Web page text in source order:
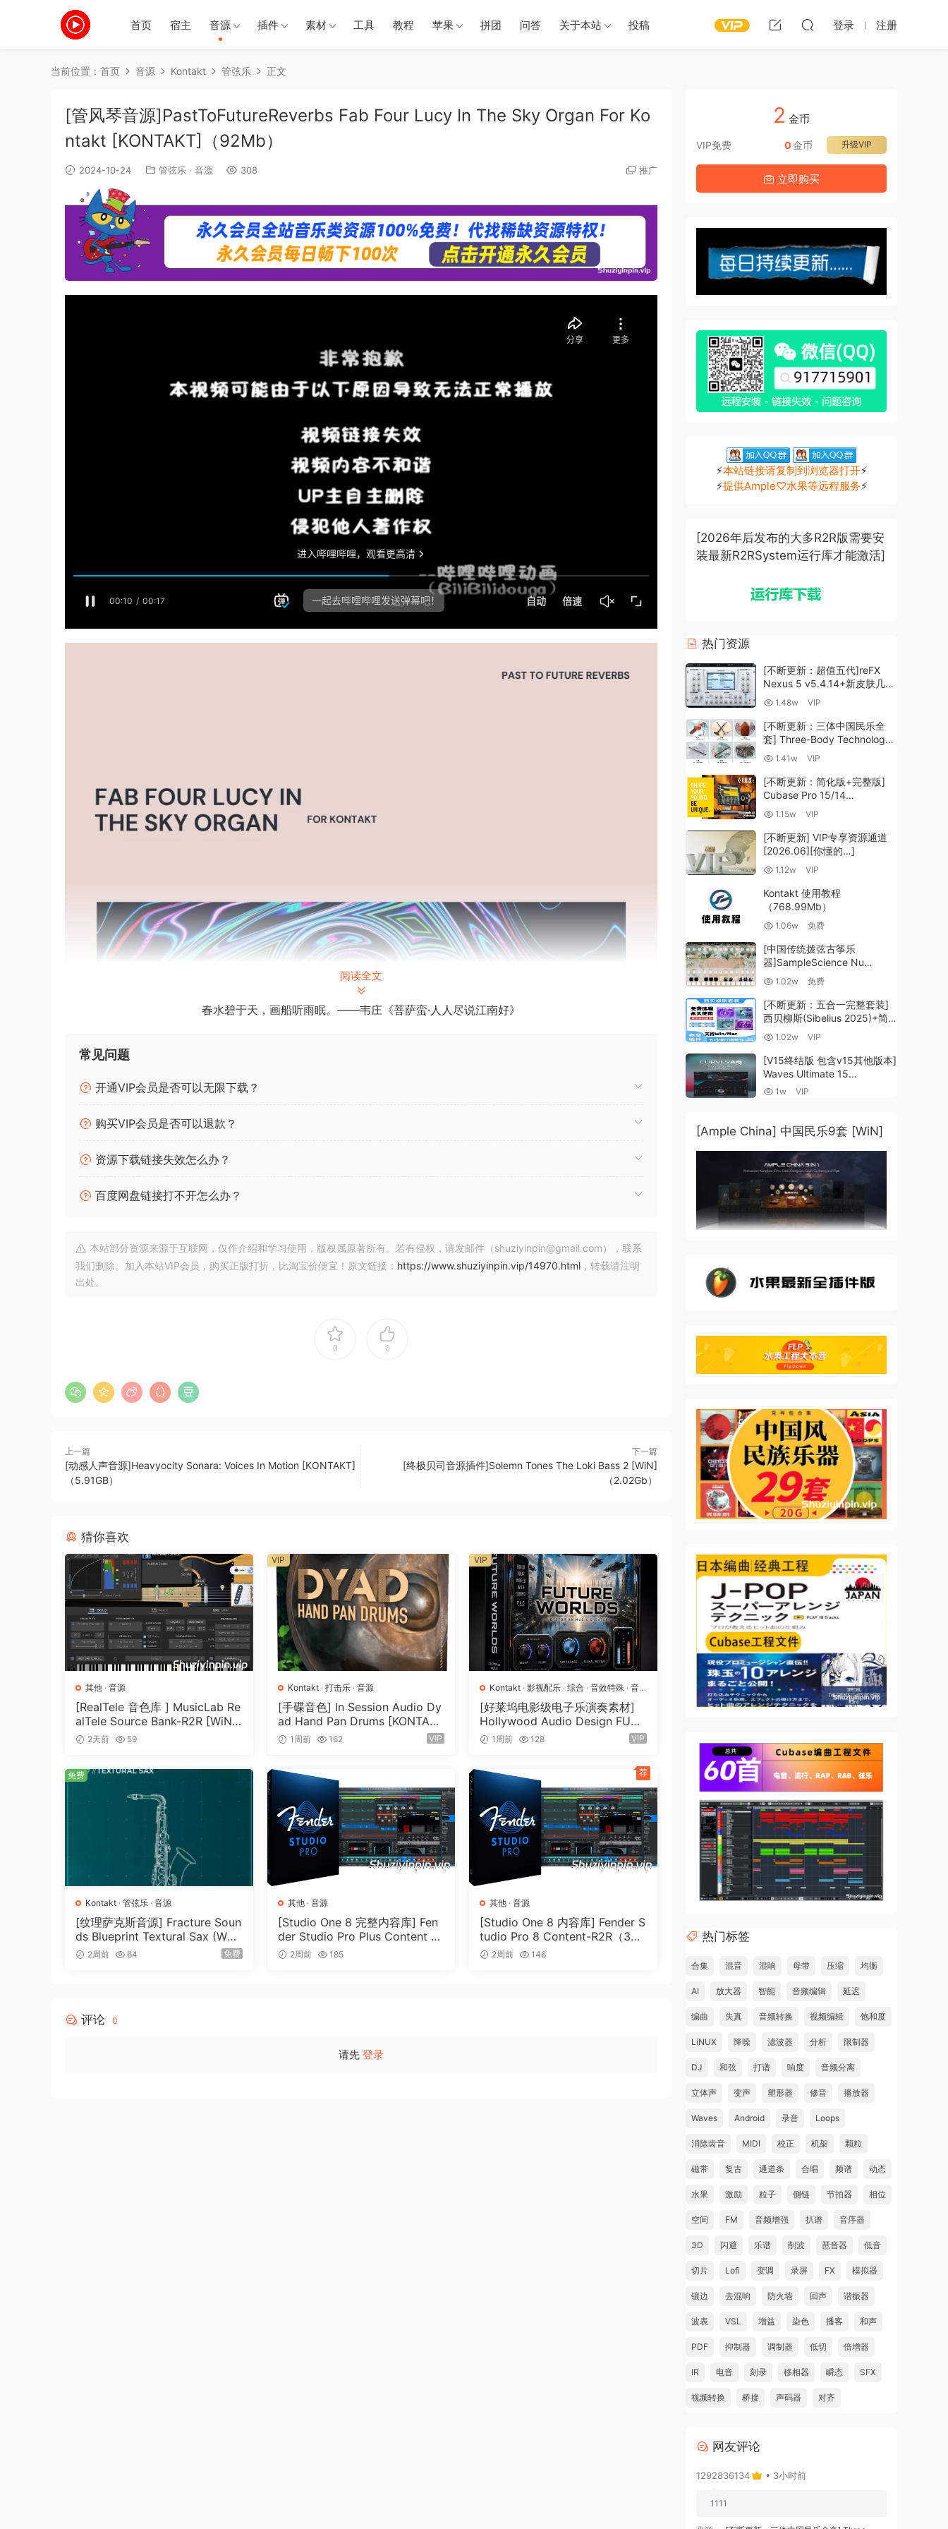
首页 宿主 音源 插件 素材 工具 教程 苹果 拼团 问答 关于本站 投稿 登录 注册
当前位置： 首页 音源 Kontakt 管弦乐 正文
[管风琴音源]PastToFutureReverbs Fab Four Lucy In The Sky Organ For Ko
ntakt [KONTAKT]（92Mb）
2024-10-24 管弦乐 · 音源 308 推广
P2P | 22 October 2024 | 91.85 MB
这个工具的认可价值是无与伦比的。
以下是主要功能：
– 带有录制到磁带的老式 FX 的混音就绪声音– PastToFuture Quality 齿轮链！
Our intention was to get pretty close to the LOWREY Organ
and legendary FAB FOUR L-S-D sound.
Here are the main features:
– “Lucy In The Sky ORGAN” for Kontakt 5.4.3 (48kHz/24bit)
– easy to use interface
– mix-ready sound with vintage FX recorded to tape
– PastToFuture Quality Gear Chain!
P2P
阅读全文
春水碧于天，画船听雨眠。——韦庄《菩萨蛮·人人尽说江南好》
常见问题
开通VIP会员是否可以无限下载？
购买VIP会员是否可以退款？
资源下载链接失效怎么办？
百度网盘链接打不开怎么办？
本站部分资源来源于互联网，仅作介绍和学习使用，版权属原著所有。若有侵权，请发邮件（shuziyinpin@gmail.com），联系
我们删除。加入本站VIP会员，购买正版打折，比淘宝价便宜！原文链接： https://www.shuziyinpin.vip/14970.html ，转载请注明
出处。
0 0
上一篇
[动感人声音源]Heavyocity Sonara: Voices In Motion [KONTAKT]
（5.91GB）
下一篇
[终极贝司音源插件]Solemn Tones The Loki Bass 2 [WiN]
（2.02Gb）
猜你喜欢
其他 · 音源
[RealTele 音色库 ] MusicLab Re
alTele Source Bank-R2R [WiN]
（3.13GB）
2天前 59
Kontakt· 打击乐· 音源
[手碟音色] In Session Audio Dy
ad Hand Pan Drums [KONTAK
T]（4.33GB）
1周前 162 VIP
VIP
Kontakt ·影视配乐 ·综合 ·音效特殊 ·音
源
[好莱坞电影级电子乐演奏素材]
Hollywood Audio Design FUTU
RE WORLDS [KONTAKT]（2.52
1周前 128 VIP
VIP
Kontakt · 管弦乐 · 音源
[纹理萨克斯音源] Fracture Soun
ds Blueprint Textural Sax (Woo
dwind Experiments) [KONTAK
2周前 64 免费
免费
其他· 音源
[Studio One 8 完整内容库] Fen
der Studio Pro Plus Content 2
026-R2R（166GB）
2周前 185
其他 ·音源
[Studio One 8 内容库] Fender S
tudio Pro 8 Content-R2R（33.
5GB）
2周前 146
荐
评论 0
请先 登录
2 金币
VIP免费 升级VIP
0金币
立即购买
⚡本站链接请复制到浏览器打开⚡
⚡提供Ample♡水果等远程服务⚡
[2026年后发布的大多R2R版需要安
装最新R2RSystem运行库才能激活]
热门资源
[不断更新：超值五代]reFX
Nexus 5 v5.4.14+新皮肤几十
套+原厂+全套扩展+教程
1.48w VIP
[不断更新：三体中国民乐全
套] Three-Body Technology-
R2R [WiN, MacOSX]
1.41w VIP
[不断更新：简化版+完整版]
Cubase Pro 15/14
VR/R2R/U2B+原厂音源+插件
MacOSX]（704.0MB+）
1.15w VIP
[不断更新] VIP专享资源通道
[2026.06][你懂的…]
1.12w VIP
Kontakt 使用教程
（768.99Mb）
1.06w 免费
[中国传统拨弦古筝乐
器]SampleScience Nu
Guzheng v2.0 x64 VST
VST3 AU DECENT SAMPLER
[WiN, MacOSX]（158MB)
1.02w 免费
[不断更新：五合一完整套装]
西贝柳斯(Sibelius 2025)+简
谱插件V8+图片识别+音频识别
MacOSX]（80.48GB+）
1.02w VIP
[V15终结版 包含v15其他版本]
Waves Ultimate 15
v25.05.27+一键安装版+安装
（4.1GB+10.2GB+9.6GB）
1w VIP
[Ample China] 中国民乐9套 [WiN]
热门标签
合集 混音 混响 母带 压缩 均衡
AI 放大器 智能 音频编辑 延迟
编曲 失真 音频转换 视频编辑 饱和度
LiNUX 降噪 滤波器 分析 限制器
DJ 和弦 打谱 响度 音频分离
立体声 变声 塑形器 修音 播放器
Waves Android 录音 Loops
消除齿音 MIDI 校正 机架 颗粒
磁带 复古 通道条 合唱 频谱 动态
水果 激励 粒子 侧链 节拍器 相位
空间 FM 音频增强 扒谱 音序器
3D 闪避 乐谱 削波 琶音器 低音
切片 Lofi 变调 录屏 FX 模拟器
镶边 去混响 防火墙 回声 谐振器
波表 VSL 增益 染色 播客 和声
PDF 抑制器 调制器 低切 倍增器
IR 电音 刻录 移相器 瞬态 SFX
视频转换 桥接 声码器 对齐
网友评论
1292836134 • 3小时前
1111